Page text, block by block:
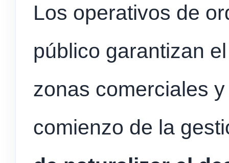
Los operativos de
público garantizan
zonas comerciales
comienzo de la